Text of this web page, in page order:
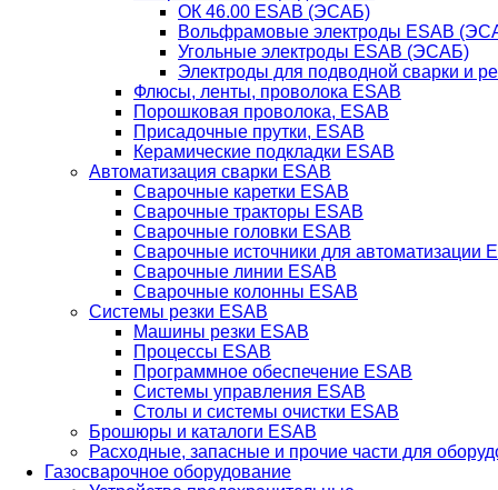
ОК 46.00 ESAB (ЭСАБ)
Вольфрамовые электроды ESAB
Угольные электроды ESAB (ЭСАБ)
Электроды для подводной сварки и
Флюсы, ленты, проволока ESAB
Порошковая проволока, ESAB
Присадочные прутки, ESAB
Керамические подкладки ESAB
Автоматизация сварки ESAB
Сварочные каретки ESAB
Сварочные тракторы ESAB
Сварочные головки ESAB
Сварочные источники для автоматизации
Сварочные линии ESAB
Сварочные колонны ESAB
Системы резки ESAB
Машины резки ESAB
Процессы ESAB
Программное обеспечение ESAB
Системы управления ESAB
Столы и системы очистки ESAB
Брошюры и каталоги ESAB
Расходные, запасные и прочие части для
Газосварочное оборудование